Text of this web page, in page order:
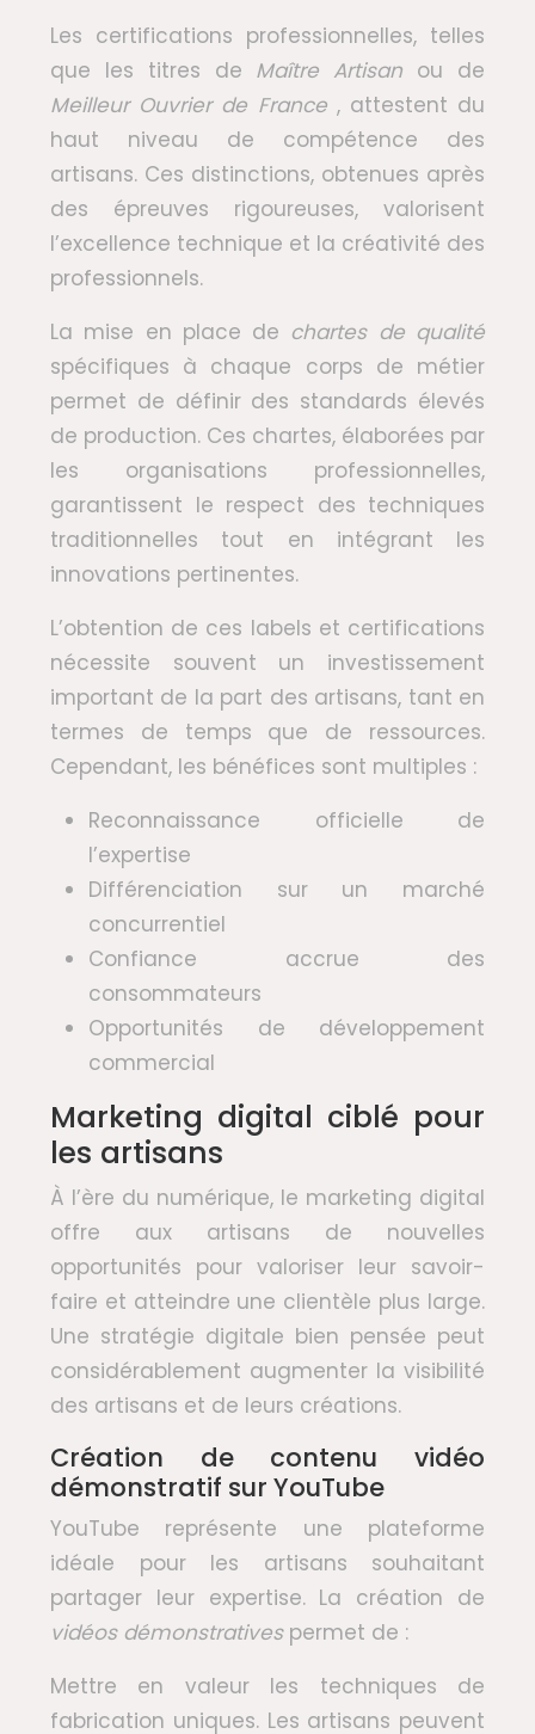
Les certifications professionnelles, telles
que les titres de Maître Artisan ou de
Meilleur Ouvrier de France , attestent du
haut niveau de compétence des
artisans. Ces distinctions, obtenues après
des épreuves rigoureuses, valorisent
l’excellence technique et la créativité des
professionnels.
La mise en place de chartes de qualité
spécifiques à chaque corps de métier
permet de définir des standards élevés
de production. Ces chartes, élaborées par
les organisations professionnelles,
garantissent le respect des techniques
traditionnelles tout en intégrant les
innovations pertinentes.
L’obtention de ces labels et certifications
nécessite souvent un investissement
important de la part des artisans, tant en
termes de temps que de ressources.
Cependant, les bénéfices sont multiples :
Reconnaissance officielle de
l’expertise
Différenciation sur un marché
concurrentiel
Confiance accrue des
consommateurs
Opportunités de développement
commercial
Marketing digital ciblé pour
les artisans
À l’ère du numérique, le marketing digital
offre aux artisans de nouvelles
opportunités pour valoriser leur savoir-
faire et atteindre une clientèle plus large.
Une stratégie digitale bien pensée peut
considérablement augmenter la visibilité
des artisans et de leurs créations.
Création de contenu vidéo
démonstratif sur YouTube
YouTube représente une plateforme
idéale pour les artisans souhaitant
partager leur expertise. La création de
vidéos démonstratives permet de :
Mettre en valeur les techniques de
fabrication uniques. Les artisans peuvent